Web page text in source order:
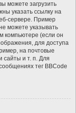
можете загрузить
указать ссылку на
сервере. Пример
можете указывать
компьютере (если он
для доступа
на почтовые
и т. п. Для
тег BBCode